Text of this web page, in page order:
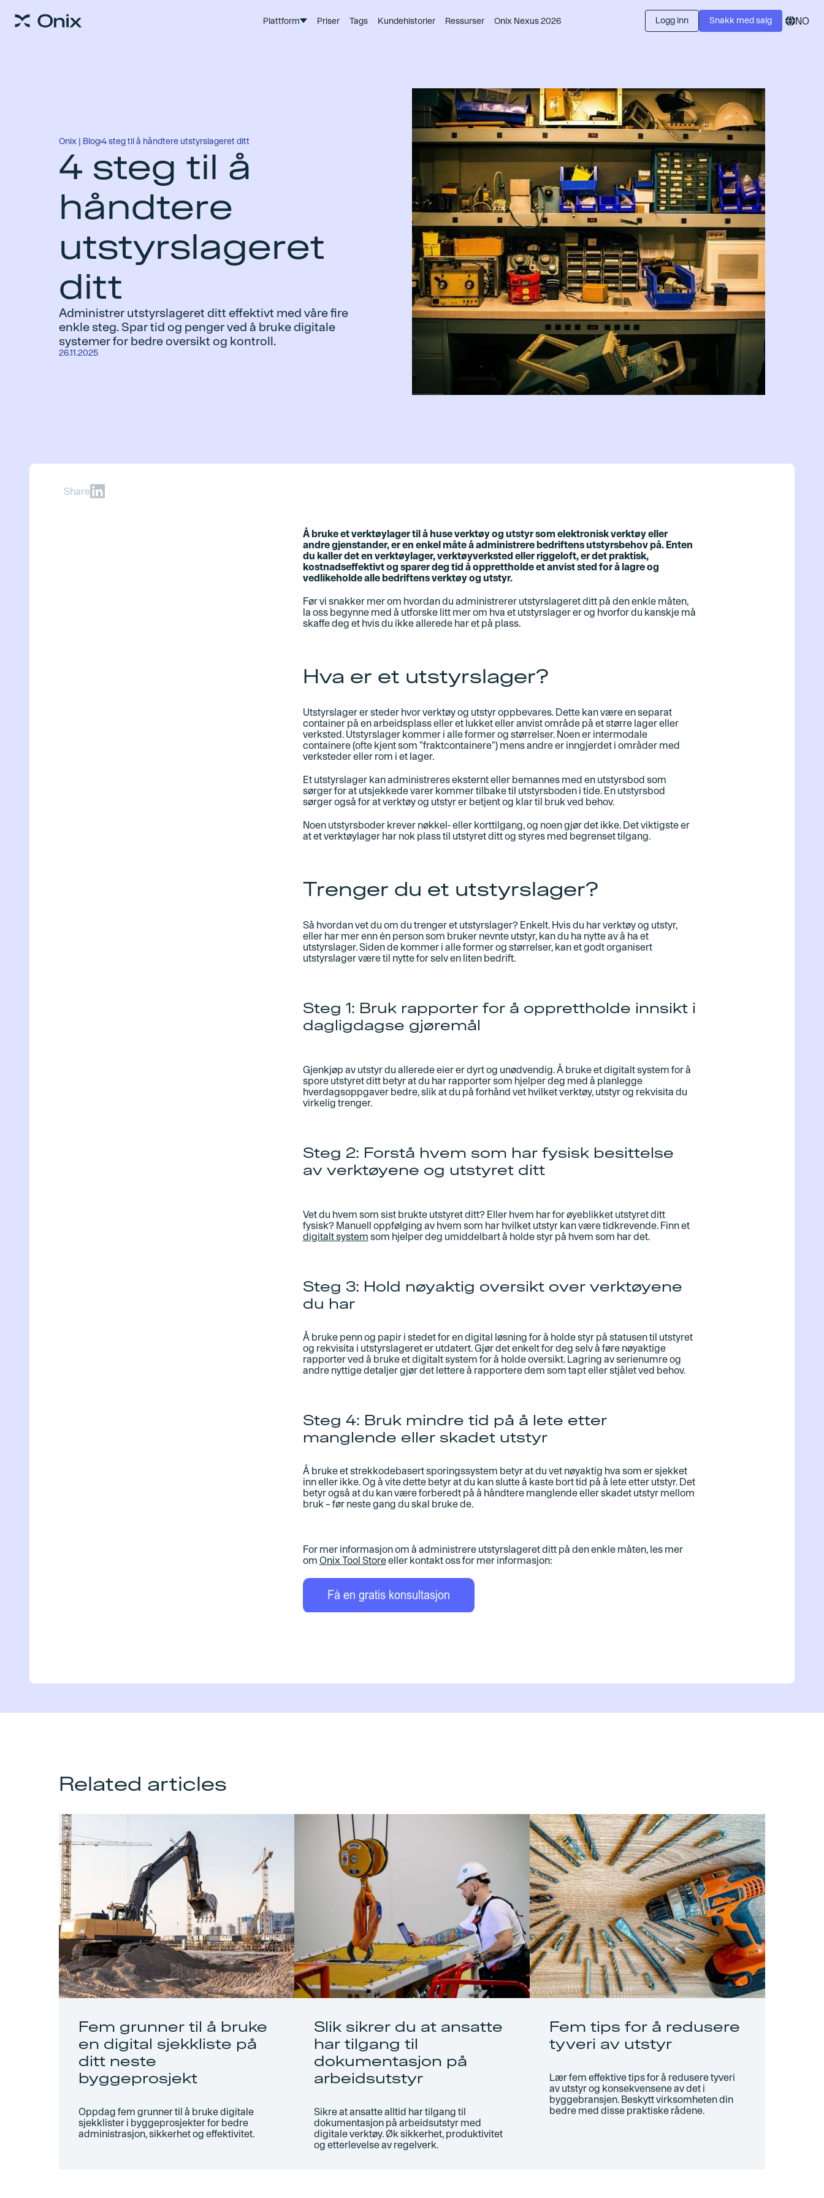
Plattform Priser Tags Kundehistorier Ressurser Onix Nexus 2026 Logg inn Snakk med salg NO
Onix | Blog›4 steg til å håndtere utstyrslageret ditt
4 steg til å
håndtere
utstyrslageret
ditt
Administrer utstyrslageret ditt effektivt med våre fire
enkle steg. Spar tid og penger ved å bruke digitale
systemer for bedre oversikt og kontroll.
26.11.2025
Share
Å bruke et verktøylager til å huse verktøy og utstyr som elektronisk verktøy eller
andre gjenstander, er en enkel måte å administrere bedriftens utstyrsbehov på. Enten
du kaller det en verktøylager, verktøyverksted eller riggeloft, er det praktisk,
kostnadseffektivt og sparer deg tid å opprettholde et anvist sted for å lagre og
vedlikeholde alle bedriftens verktøy og utstyr.
Før vi snakker mer om hvordan du administrerer utstyrslageret ditt på den enkle måten,
la oss begynne med å utforske litt mer om hva et utstyrslager er og hvorfor du kanskje må
skaffe deg et hvis du ikke allerede har et på plass.
Hva er et utstyrslager?
Utstyrslager er steder hvor verktøy og utstyr oppbevares. Dette kan være en separat
container på en arbeidsplass eller et lukket eller anvist område på et større lager eller
verksted. Utstyrslager kommer i alle former og størrelser. Noen er intermodale
containere (ofte kjent som "fraktcontainere") mens andre er inngjerdet i områder med
verksteder eller rom i et lager.
Et utstyrslager kan administreres eksternt eller bemannes med en utstyrsbod som
sørger for at utsjekkede varer kommer tilbake til utstyrsboden i tide. En utstyrsbod
sørger også for at verktøy og utstyr er betjent og klar til bruk ved behov.
Noen utstyrsboder krever nøkkel- eller korttilgang, og noen gjør det ikke. Det viktigste er
at et verktøylager har nok plass til utstyret ditt og styres med begrenset tilgang.
Trenger du et utstyrslager?
Så hvordan vet du om du trenger et utstyrslager? Enkelt. Hvis du har verktøy og utstyr,
eller har mer enn én person som bruker nevnte utstyr, kan du ha nytte av å ha et
utstyrslager. Siden de kommer i alle former og størrelser, kan et godt organisert
utstyrslager være til nytte for selv en liten bedrift.
Steg 1: Bruk rapporter for å opprettholde innsikt i
dagligdagse gjøremål
Gjenkjøp av utstyr du allerede eier er dyrt og unødvendig. Å bruke et digitalt system for å
spore utstyret ditt betyr at du har rapporter som hjelper deg med å planlegge
hverdagsoppgaver bedre, slik at du på forhånd vet hvilket verktøy, utstyr og rekvisita du
virkelig trenger.
Steg 2: Forstå hvem som har fysisk besittelse
av verktøyene og utstyret ditt
Vet du hvem som sist brukte utstyret ditt? Eller hvem har for øyeblikket utstyret ditt
fysisk? Manuell oppfølging av hvem som har hvilket utstyr kan være tidkrevende. Finn et
digitalt system som hjelper deg umiddelbart å holde styr på hvem som har det.
Steg 3: Hold nøyaktig oversikt over verktøyene
du har
Å bruke penn og papir i stedet for en digital løsning for å holde styr på statusen til utstyret
og rekvisita i utstyrslageret er utdatert. Gjør det enkelt for deg selv å føre nøyaktige
rapporter ved å bruke et digitalt system for å holde oversikt. Lagring av serienumre og
andre nyttige detaljer gjør det lettere å rapportere dem som tapt eller stjålet ved behov.
Steg 4: Bruk mindre tid på å lete etter
manglende eller skadet utstyr
Å bruke et strekkodebasert sporingssystem betyr at du vet nøyaktig hva som er sjekket
inn eller ikke. Og å vite dette betyr at du kan slutte å kaste bort tid på å lete etter utstyr. Det
betyr også at du kan være forberedt på å håndtere manglende eller skadet utstyr mellom
bruk – før neste gang du skal bruke de.
For mer informasjon om å administrere utstyrslageret ditt på den enkle måten, les mer
om Onix Tool Storeeller kontakt oss for mer informasjon:
Related articles
Fem grunner til å bruke
en digital sjekkliste på
ditt neste
byggeprosjekt
Oppdag fem grunner til å bruke digitale
sjekklister i byggeprosjekter for bedre
administrasjon, sikkerhet og effektivitet.
Slik sikrer du at ansatte
har tilgang til
dokumentasjon på
arbeidsutstyr
Sikre at ansatte alltid har tilgang til
dokumentasjon på arbeidsutstyr med
digitale verktøy. Øk sikkerhet, produktivitet
og etterlevelse av regelverk.
Fem tips for å redusere
tyveri av utstyr
Lær fem effektive tips for å redusere tyveri
av utstyr og konsekvensene av det i
byggebransjen. Beskytt virksomheten din
bedre med disse praktiske rådene.